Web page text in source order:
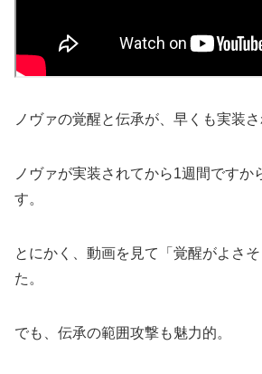
ノヴァの覚醒と伝承が、早くも実装さ
ノヴァが実装されてから1週間ですか
す。
とにかく、動画を見て「覚醒がよさ
た。
でも、伝承の範囲攻撃も魅力的。